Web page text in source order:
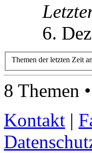
6.
Themen der letzten Zeit
8 Themen
Kontakt |